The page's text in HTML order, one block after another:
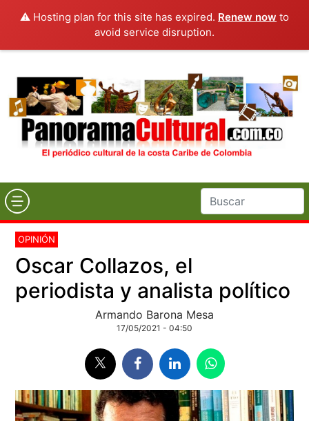
⚠️ Hosting plan for this site has expired. Renew now to
avoid service disruption.
OPINIÓN
Oscar Collazos, el
periodista y analista político
Armando Barona Mesa
17/05/2021 - 04:50